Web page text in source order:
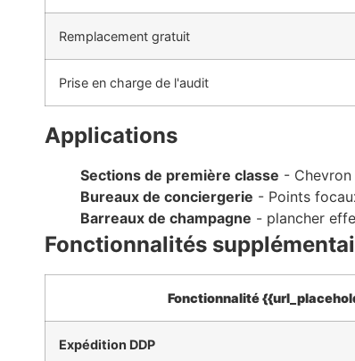
Remplacement gratuit
Prise en charge de l'audit
Applications
Sections de première classe -
Bureaux de conciergerie - Points
Barreaux de champagne - plancher
Fonctionnalités
Fonctionnalité
Expédition DDP